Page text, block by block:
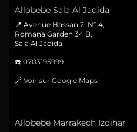
Allobebe Sala Al Jadida
📍 Avenue Hassan 2, N° 4,
Romana Garden 34 B,
Sala Al Jadida
☎️ 0703195999
🔗 Voir sur Google Maps
Allobebe Marrakech Izdihar